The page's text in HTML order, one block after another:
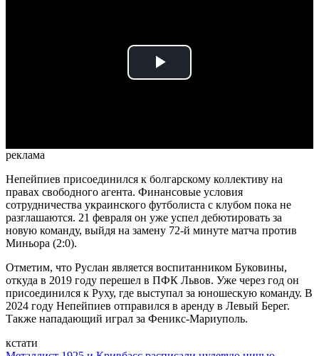
Play
реклама
Непейпиев присоединился к болгарскому коллективу на
правах свободного агента. Финансовые условия
сотрудничества украинского футболиста с клубом пока не
разглашаются. 21 февраля он уже успел дебютировать за
новую команду, выйдя на замену 72-й минуте матча против
Миньора (2:0).
Отметим, что Руслан является воспитанником Буковины,
откуда в 2019 году перешел в ПФК Львов. Уже через год он
присоединился к Руху, где выступал за юношескую команду. В
2024 году Непейпиев отправился в аренду в Левый Берег.
Также нападающий играл за Феникс-Мариуполь.
кстати